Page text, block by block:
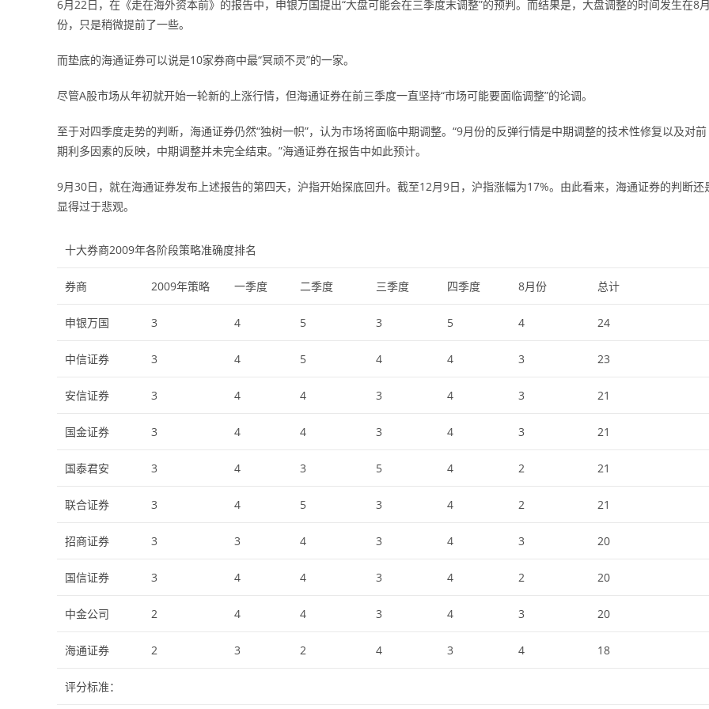
6月22日，在《走在海外资本前》的报告中，申银万国提出“大盘可能会在三季度末调整”的预判。而结果是，大盘调整的时间发生在8
份，只是稍微提前了一些。
而垫底的海通证券可以说是10家券商中最“冥顽不灵”的一家。
尽管A股市场从年初就开始一轮新的上涨行情，但海通证券在前三季度一直坚持“市场可能要面临调整”的论调。
至于对四季度走势的判断，海通证券仍然“独树一帜”，认为市场将面临中期调整。“9月份的反弹行情是中期调整的技术性修复以及对前
期利多因素的反映，中期调整并未完全结束。”海通证券在报告中如此预计。
9月30日，就在海通证券发布上述报告的第四天，沪指开始探底回升。截至12月9日，沪指涨幅为17%。由此看来，海通证券的判断还
显得过于悲观。
十大券商2009年各阶段策略准确度排名
券商 2009年策略 一季度 二季度 三季度 四季度 8月份 总计
申银万国 3 4 5 3 5 4 24
中信证券 3 4 5 4 4 3 23
安信证券 3 4 4 3 4 3 21
国金证券 3 4 4 3 4 3 21
国泰君安 3 4 3 5 4 2 21
联合证券 3 4 5 3 4 2 21
招商证券 3 3 4 3 4 3 20
国信证券 3 4 4 3 4 2 20
中金公司 2 4 4 3 4 3 20
海通证券 2 3 2 4 3 4 18
评分标准：